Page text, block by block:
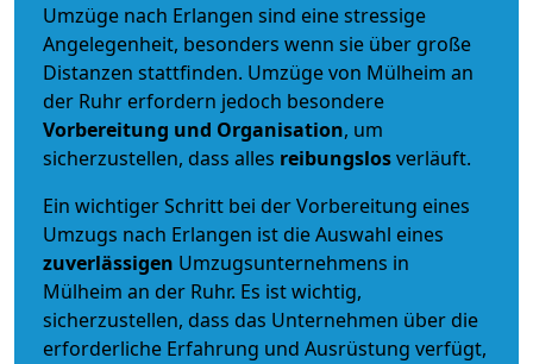
Umzüge nach Erlangen sind eine stressige
Angelegenheit, besonders wenn sie über große
Distanzen stattfinden. Umzüge von Mülheim an
der Ruhr erfordern jedoch besondere
Vorbereitung und Organisation, um
sicherzustellen, dass alles reibungslosverläuft.
Ein wichtiger Schritt bei der Vorbereitung eines
Umzugs nach Erlangen ist die Auswahl eines
zuverlässigen Umzugsunternehmens in
Mülheim an der Ruhr. Es ist wichtig,
sicherzustellen, dass das Unternehmen über die
erforderliche Erfahrung und Ausrüstung verfügt,